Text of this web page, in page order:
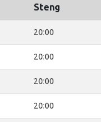
Steng
20:00
20:00
20:00
20:00